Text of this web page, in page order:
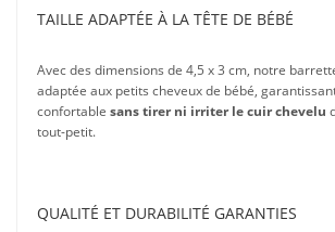
TAILLE ADAPTÉE À LA TÊTE DE BÉBÉ
Avec des dimensions de 4,5 x 3 cm, notre
adaptée aux petits cheveux de bébé,
confortable sans tirer ni irriter le cuir chevelu
tout-petit.
QUALITÉ ET DURABILITÉ GARANTIES